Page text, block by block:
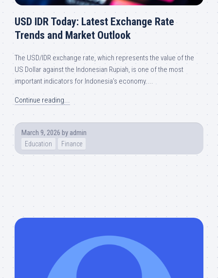
USD IDR Today: Latest Exchange Rate
Trends and Market Outlook
The USD/IDR exchange rate, which represents the value of the
US Dollar against the Indonesian Rupiah, is one of the most
important indicators for Indonesia’s economy....
Continue reading...
March 9, 2026 by admin
Education Finance